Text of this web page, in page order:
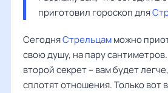
приготовил гороскоп для
СегодняСтрельцамможно
свою душу, на пару
второй секрет – вам будет
сплотят отношения. Только вот